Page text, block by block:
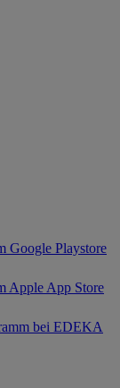
Google Playstore
Apple App Store
bei EDEKA